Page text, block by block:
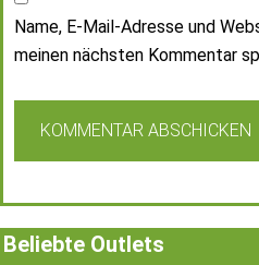
Name, E-Mail-Adresse und
meinen nächsten Kommentar
Beliebte Outlets